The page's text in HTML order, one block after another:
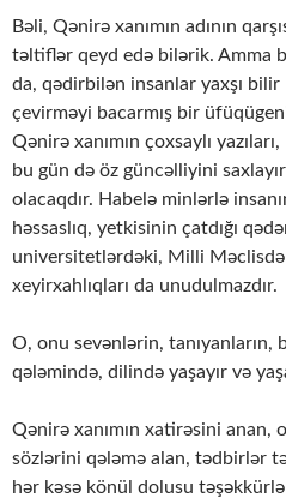
Bəli, Qənirə xanımın adının
təltiflər qeyd edə bilərik. Amma
da, qədirbilən insanlar yaxşı bilir
çevirməyi bacarmış bir
Qənirə xanımın çoxsaylı
bu gün də öz güncəlliyini
olacaqdır. Habelə minlərlə
həssaslıq, yetkisinin çatdığı
universitetlərdəki, Milli
xeyirxahlıqları da unudulmazdır.
O, onu sevənlərin, tanıyanların,
qələmində, dilində yaşayır və
Qənirə xanımın xatirəsini anan,
sözlərini qələmə alan, tədbirlər
hər kəsə könül dolusu